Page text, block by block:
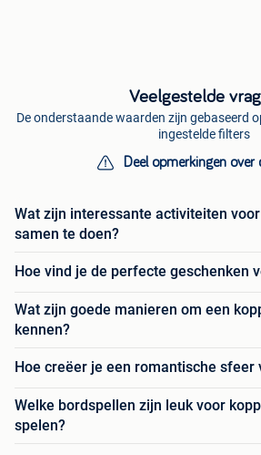
Veelgestelde
De onderstaande waarden zijn gebaseerd
ingestelde filters
Deel opmerkingen over
Wat zijn interessante activiteiten
samen te doen?
Hoe vind je de perfecte geschenken
Wat zijn goede manieren om een
kennen?
Hoe creëer je een romantische sfeer
Welke bordspellen zijn leuk voor
spelen?